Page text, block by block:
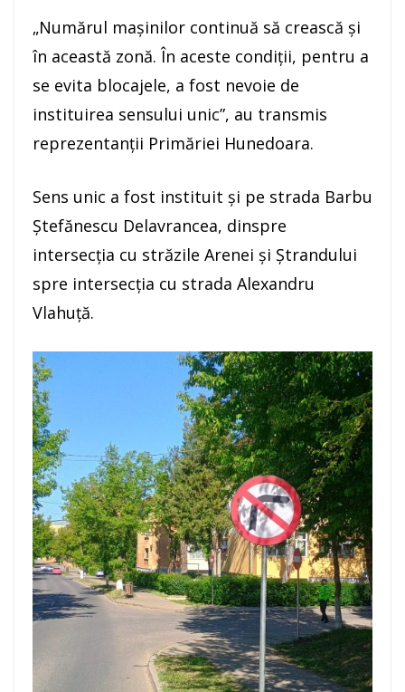
„Numărul maşinilor continuă să crească şi
în această zonă. În aceste condiţii, pentru a
se evita blocajele, a fost nevoie de
instituirea sensului unic”, au transmis
reprezentanții Primăriei Hunedoara.
Sens unic a fost instituit și pe strada Barbu
Ștefănescu Delavrancea, dinspre
intersecția cu străzile Arenei și Ștrandului
spre intersecția cu strada Alexandru
Vlahuță.